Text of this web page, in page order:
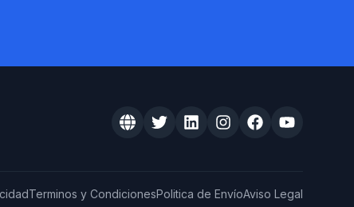
Terminos y CondicionesPolitica de EnvíoAviso Legal